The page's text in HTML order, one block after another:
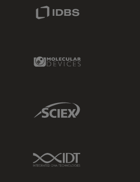
IDBS Link
Molecular Devices Link
Sciex Link
IDT Link